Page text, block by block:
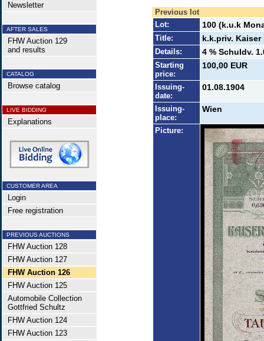
Newsletter
AFTER SALES
FHW Auction 129
and results
CATALOG
Browse catalog
LIVE BIDDING
Explanations
CUSTOMER AREA
Login
Free registration
PREVIOUS AUCTIONS
FHW Auction 128
FHW Auction 127
FHW Auction 126
FHW Auction 125
Automobile Collection
Gottfried Schultz
FHW Auction 124
FHW Auction 123
Previous lot
Lot:
100 (k.u.k
Title: k.k.priv.
Details: 4 % Schuldv.
Starting
price:
100,00 EUR
Issuing-
date:
01.08.1904
Issuing-
place:
Wien
Picture: